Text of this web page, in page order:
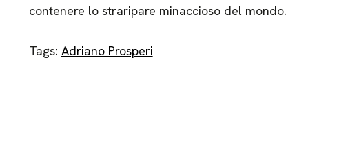
contenere lo straripare minaccioso del mondo.
Tags: Adriano Prosperi